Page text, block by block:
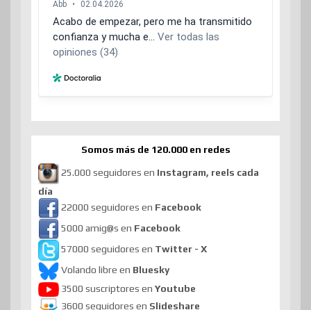
Somos más de 120.000 en redes
25.000 seguidores en Instagram, reels cada
día
22000 seguidores en Facebook
5000 amig@s en Facebook
57000 seguidores en Twitter - X
Volando libre en Bluesky
3500 suscriptores en Youtube
3600 seguidores en Slideshare